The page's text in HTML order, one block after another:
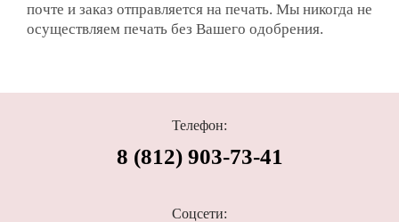
почте и заказ отправляется на печать. Мы никогда не
осуществляем печать без Вашего одобрения.
Телефон:
8 (812) 903-73-41
Соцсети: